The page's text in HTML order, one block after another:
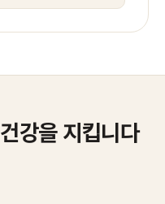
강을 지킵니다